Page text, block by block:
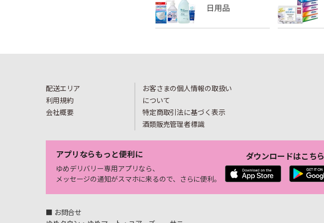
配送エリア
利用規約
会社概要
お客さまの個人情報の取扱い
について
特定商取引法に基づく表示
酒類販売管理者標識
アプリならもっと便利に
ゆめデリバリー専用アプリなら、
メッセージの通知がスマホに来るので、さらに便利。
ダウンロードはこちら
■ お問合せ